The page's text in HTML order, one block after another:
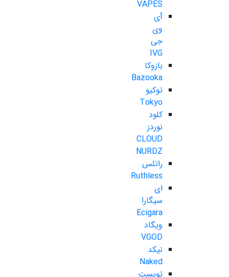
VAPES
آی
وی
جی
IVG
بازوکا
Bazooka
توکیو
Tokyo
کلود
نوردز
CLOUD
NURDZ
راتلس
Ruthless
ای
سیگارا
Ecigara
ویگاد
VGOD
نیکد
Naked
تویست